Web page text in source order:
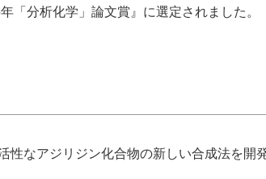
年「分析化学」論文賞』に選定されました。
性なアジリジン化合物の新しい合成法を開